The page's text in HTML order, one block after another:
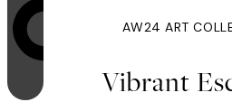
Η επανάληψη
AW24 ART
Vibrant